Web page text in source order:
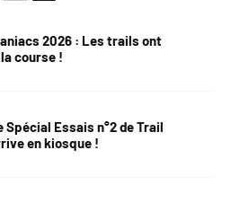
2026 : Les trails ont
course !
Essais n°2 de Trail
en kiosque !